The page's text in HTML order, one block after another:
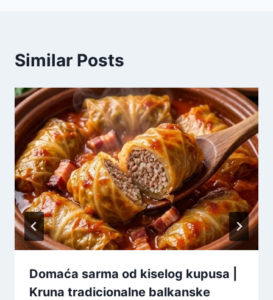
Similar Posts
Domaća sarma od kiselog kupusa |
Kruna tradicionalne balkanske